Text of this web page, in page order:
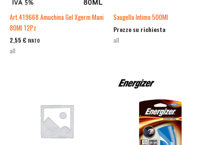
Art.419668 Amuchina Gel Xgerm Mani
80Ml 12Pz
2,55 € IVATO
all
Saugella Intimo 500Ml
Prezzo su richiesta
all